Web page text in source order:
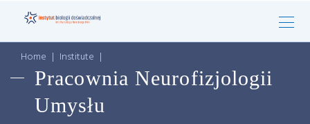
Home | Institute |
Pracownia Neurofizjologii
Umysłu